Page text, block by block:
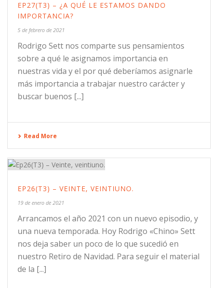
EP27(T3) – ¿A QUÉ LE ESTAMOS DANDO
IMPORTANCIA?
5 de febrero de 2021
Rodrigo Sett nos comparte sus pensamientos
sobre a qué le asignamos importancia en
nuestras vida y el por qué deberíamos asignarle
más importancia a trabajar nuestro carácter y
buscar buenos [...]
Read More
EP26(T3) – VEINTE, VEINTIUNO.
19 de enero de 2021
Arrancamos el año 2021 con un nuevo episodio, y
una nueva temporada. Hoy Rodrigo «Chino» Sett
nos deja saber un poco de lo que sucedió en
nuestro Retiro de Navidad. Para seguir el material
de la [...]